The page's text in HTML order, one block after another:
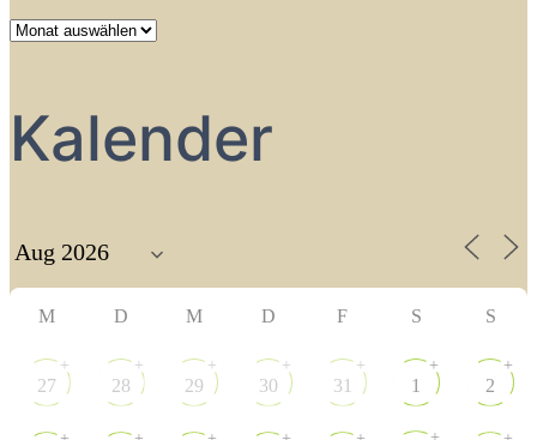
Archiv
Kalender
M D M D F S S
27
+
28
+
29
+
30
+
31
+
1
+
2
+